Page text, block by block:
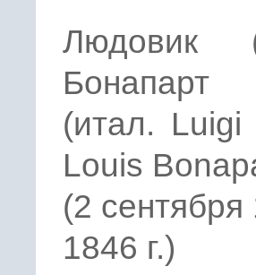
Людовик
Бонапарт
(итал.
Louis
(2
1846 г.)